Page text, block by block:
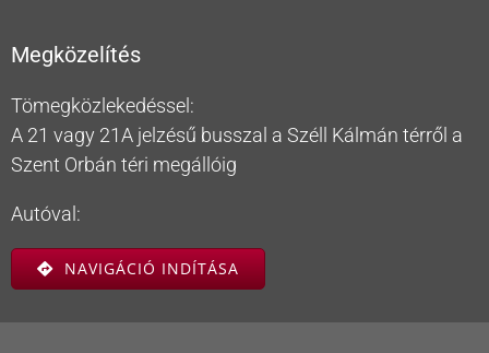
Megközelítés
Tömegközlekedéssel:
A 21 vagy 21A jelzésű busszal a Széll Kálmán térről a
Szent Orbán téri megállóig
Autóval:
NAVIGÁCIÓ INDÍTÁSA